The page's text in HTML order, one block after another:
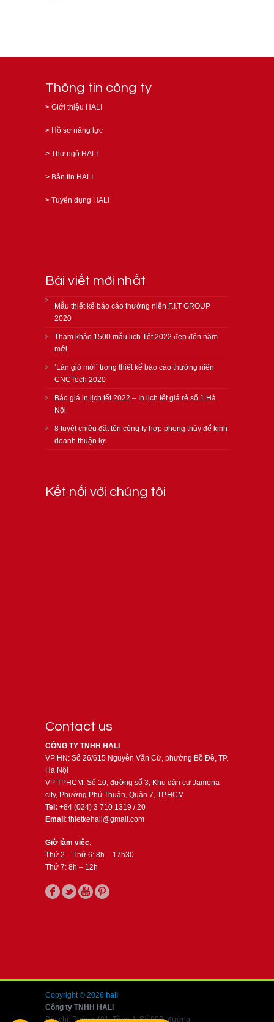
Thông tin công ty
> Giới thiệu HALI
> Hồ sơ năng lực
> Thư ngỏ HALI
> Bản tin HALI
> Tuyển dụng HALI
Bài viết mới nhất
Mẫu thiết kế báo cáo thường niên F.I.T GROUP
2020
Tham khảo 1500 mẫu lịch Tết 2022 đẹp đón năm
mới
‘Làn gió mới’ trong thiết kế báo cáo thường niên
CNCTech 2020
Báo giá in lịch tết 2022 – In lịch tết giá rẻ số 1 Hà
Nội
8 tuyệt chiêu đặt tên công ty hợp phong thủy để kinh
doanh thuận lợi
Kết nối với chúng tôi
Contact us
CÔNG TY TNHH HALI
VP HN: Số 26/615 Nguyễn Văn Cừ, phường Bồ Đề, TP.
Hà Nội
VP TPHCM: Số 10, đường số 3, Khu dân cư Jamona
city, Phường Phú Thuận, Quận 7, TP.HCM
Tel: +84 (024) 3 710 1319 / 20
Email : thietkehali@gmail.com
Giờ làm việc:
Thứ 2 – Thứ 6: 8h – 17h30
Thứ 7: 8h – 12h
Copyright © 2026 hali
Công ty TNHH HALI
Địa chỉ: Phòng 401, Tầng 4, Số 80B, đường